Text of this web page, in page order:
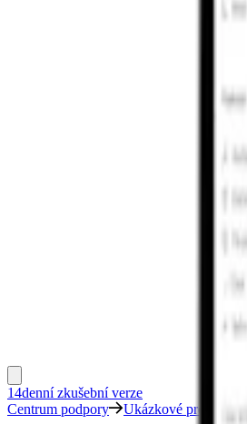
14denní zkušební verze
Centrum podpory
Ukázkové projekty